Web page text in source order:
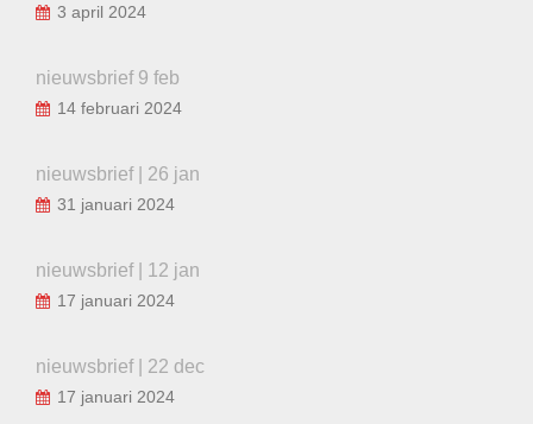
3 april 2024
nieuwsbrief 9 feb
14 februari 2024
nieuwsbrief | 26 jan
31 januari 2024
nieuwsbrief | 12 jan
17 januari 2024
nieuwsbrief | 22 dec
17 januari 2024